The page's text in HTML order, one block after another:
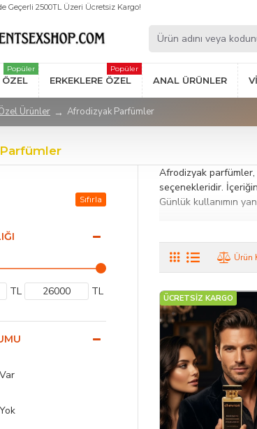
Geçerli 2500TL Üzeri Ücretsiz Kargo!
Popüler
ERKEKLERE ÖZEL
Popüler
ANAL ÜRÜNLER
Ürünler Afrodizyak Parfümler
Sıfırla
TL TL
Afrodizyak
seçenekleridir.
Günlük kullanımın
sağlar. Erkek ve
Afrodizyak parfüm
Öne Çıkan
Uzun süre
Dikkat çekici ve
Erkek ve
Günlük ve özel
Afrodizyak parfüm
Ürün
ÜCRETSİZ KARGO